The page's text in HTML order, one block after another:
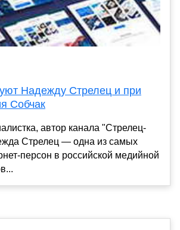
Надежду Стрелец и при
Собчак
автор канала "Стрелец-
Стрелец — одна из самых
персон в российской медийной